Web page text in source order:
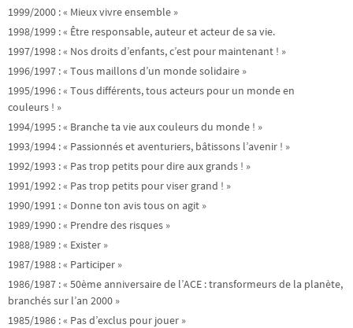
1999/2000 : « Mieux vivre ensemble »
1998/1999 : « Être responsable, auteur et acteur de sa vie.
1997/1998 : « Nos droits d’enfants, c’est pour maintenant ! »
1996/1997 : « Tous maillons d’un monde solidaire »
1995/1996 : « Tous différents, tous acteurs pour un monde en
couleurs ! »
1994/1995 : « Branche ta vie aux couleurs du monde ! »
1993/1994 : « Passionnés et aventuriers, bâtissons l’avenir ! »
1992/1993 : « Pas trop petits pour dire aux grands ! »
1991/1992 : « Pas trop petits pour viser grand ! »
1990/1991 : « Donne ton avis tous on agit »
1989/1990 : « Prendre des risques »
1988/1989 : « Exister »
1987/1988 : « Participer »
1986/1987 : « 50ème anniversaire de l’ACE : transformeurs de la planète,
branchés sur l’an 2000 »
1985/1986 : « Pas d’exclus pour jouer »